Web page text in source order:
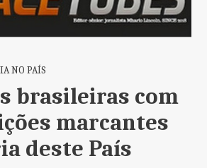
NO PAÍS
brasileiras com
marcantes
deste País